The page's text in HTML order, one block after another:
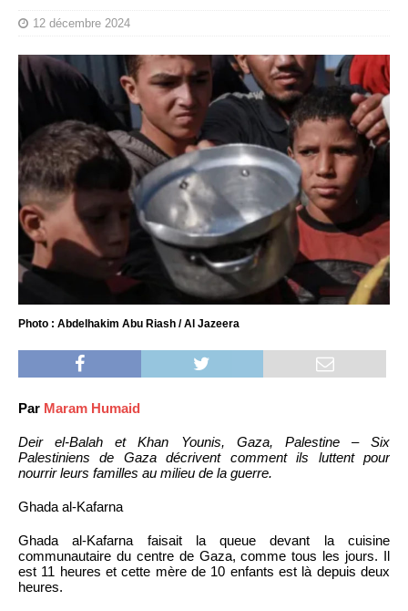
12 décembre 2024
Photo : Abdelhakim Abu Riash / Al Jazeera
Par Maram Humaid
Deir el-Balah et Khan Younis, Gaza, Palestine – Six
Palestiniens de Gaza décrivent comment ils luttent pour
nourrir leurs familles au milieu de la guerre.
Ghada al-Kafarna
Ghada al-Kafarna faisait la queue devant la cuisine
communautaire du centre de Gaza, comme tous les jours. Il
est 11 heures et cette mère de 10 enfants est là depuis deux
heures.